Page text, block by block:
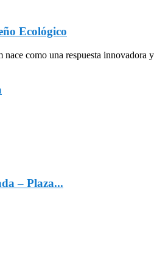
Ecológico
como una respuesta innovadora
– Plaza...